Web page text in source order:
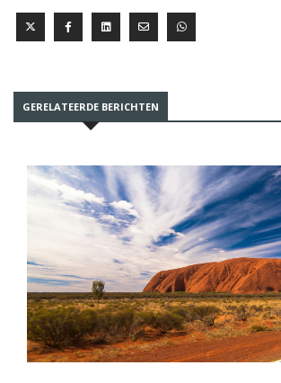
GERELATEERDE BERICHTEN